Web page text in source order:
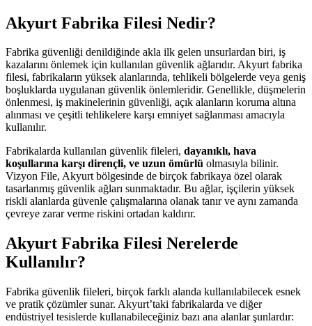
Akyurt Fabrika Filesi Nedir?
Fabrika güvenliği denildiğinde akla ilk gelen unsurlardan biri, iş
kazalarını önlemek için kullanılan güvenlik ağlarıdır. Akyurt fabrika
filesi, fabrikaların yüksek alanlarında, tehlikeli bölgelerde veya geniş
boşluklarda uygulanan güvenlik önlemleridir. Genellikle, düşmelerin
önlenmesi, iş makinelerinin güvenliği, açık alanların koruma altına
alınması ve çeşitli tehlikelere karşı emniyet sağlanması amacıyla
kullanılır.
Fabrikalarda kullanılan güvenlik fileleri, dayanıklı, hava
koşullarına karşı dirençli, ve uzun ömürlü olmasıyla bilinir.
Vizyon File, Akyurt bölgesinde de birçok fabrikaya özel olarak
tasarlanmış güvenlik ağları sunmaktadır. Bu ağlar, işçilerin yüksek
riskli alanlarda güvenle çalışmalarına olanak tanır ve aynı zamanda
çevreye zarar verme riskini ortadan kaldırır.
Akyurt Fabrika Filesi Nerelerde
Kullanılır?
Fabrika güvenlik fileleri, birçok farklı alanda kullanılabilecek esnek
ve pratik çözümler sunar. Akyurt’taki fabrikalarda ve diğer
endüstriyel tesislerde kullanabileceğiniz bazı ana alanlar şunlardır: